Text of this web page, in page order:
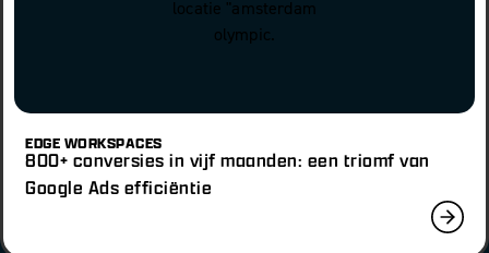
EDGE WORKSPACES
800+ conversies in vijf maanden: een triomf van
Google Ads efficiëntie